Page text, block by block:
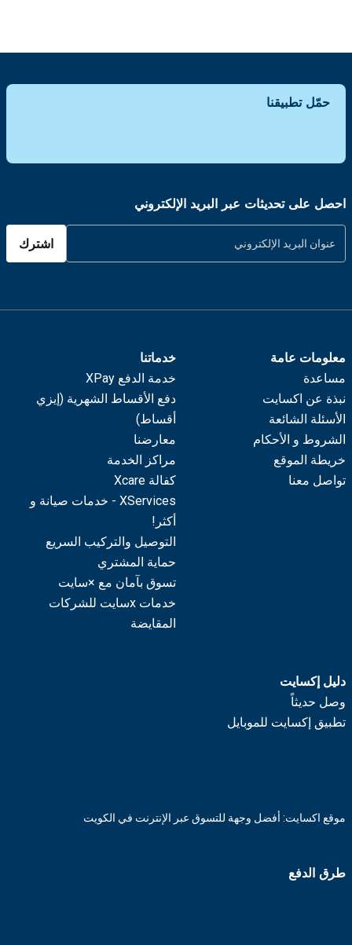
حمّل تطبيقنا
احصل على تحديثات عبر البريد الإلكتروني
اشترك
معلومات عامة
مساعدة
نبذة عن اكسايت
الأسئلة الشائعة
الشروط و الأحكام
خريطة الموقع
تواصل معنا
خدماتنا
خدمة الدفع XPay
دفع الأقساط الشهرية (إيزي
أقساط)
معارضنا
مراكز الخدمة
كفالة Xcare
XServices - خدمات صيانة و
أكثر!
التوصيل والتركيب السريع
حماية المشتري
تسوق بآمان مع ×سايت
خدمات xسايت للشركات
المقايضة
دليل إكسايت
وصل حديثاً
تطبيق إكسايت للموبايل
موقع اكسايت: أفضل وجهة للتسوق عبر الإنترنت في الكويت
طرق الدفع